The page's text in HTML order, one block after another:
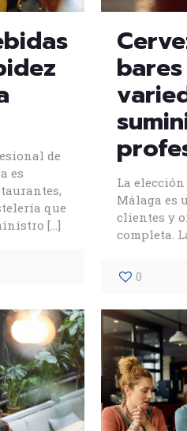
de
es
que
[…]
La elección
Málaga es
clientes y
completa.
0